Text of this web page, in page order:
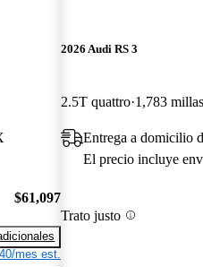
$61,097
mes est.
2026 Audi RS 3
2.5T quattro 1,783 millas
Entrega a domicilio
El precio incluye
Trato justo